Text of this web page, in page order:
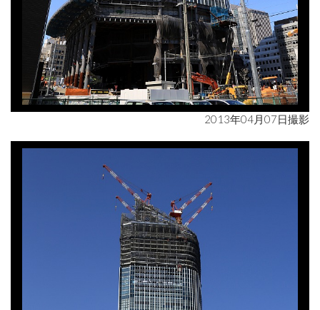
2013年04月07日撮影